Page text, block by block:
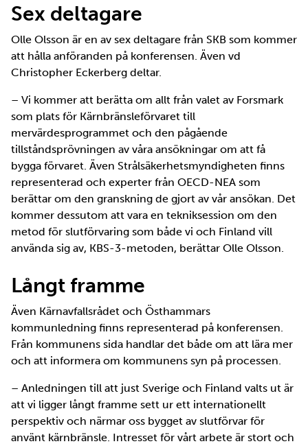
Sex deltagare
Olle Olsson är en av sex deltagare från SKB som kommer
att hålla anföranden på konferensen. Även vd
Christopher Eckerberg deltar.
– Vi kommer att berätta om allt från valet av Forsmark
som plats för Kärnbränsleförvaret till
mervärdesprogrammet och den pågående
tillståndsprövningen av våra ansökningar om att få
bygga förvaret. Även Strålsäkerhetsmyndigheten finns
representerad och experter från OECD-NEA som
berättar om den granskning de gjort av vår ansökan. Det
kommer dessutom att vara en tekniksession om den
metod för slutförvaring som både vi och Finland vill
använda sig av, KBS-3-metoden, berättar Olle Olsson.
Långt framme
Även Kärnavfallsrådet och Östhammars
kommunledning finns representerad på konferensen.
Från kommunens sida handlar det både om att lära mer
och att informera om kommunens syn på processen.
– Anledningen till att just Sverige och Finland valts ut är
att vi ligger långt framme sett ur ett internationellt
perspektiv och närmar oss bygget av slutförvar för
använt kärnbränsle. Intresset för vårt arbete är stort och